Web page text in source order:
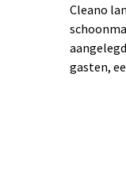
Cleano
gasten,